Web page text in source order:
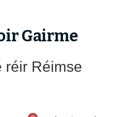
Gairme
réir Réimse